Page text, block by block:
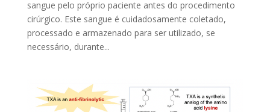
sangue pelo próprio paciente antes do procedimento
cirúrgico. Este sangue é cuidadosamente coletado,
processado e armazenado para ser utilizado, se
necessário, durante...